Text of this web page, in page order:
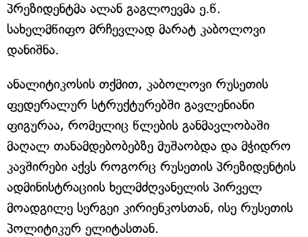
პრეზიდენტმა ალან გაგლოევმა ე.წ.
სახელმწიფო მრჩევლად მარატ კაბოლოვი
დანიშნა.
ანალიტიკოსის თქმით, კაბოლოვი რუსეთის
ფედერალურ სტრუქტურებში გავლენიანი
ფიგურაა, რომელიც წლების განმავლობაში
მაღალ თანამდებობებზე მუშაობდა და მჭიდრო
კავშირები აქვს როგორც რუსეთის პრეზიდენტის
ადმინისტრაციის ხელმძღვანელის პირველ
მოადგილე სერგეი კირიენკოსთან, ისე რუსეთის
პოლიტიკურ ელიტასთან.